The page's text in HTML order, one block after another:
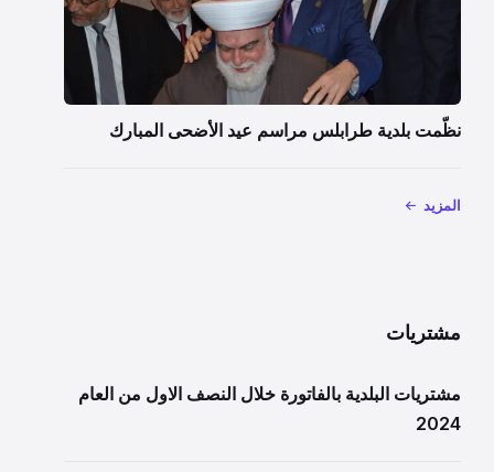
نظّمت بلدية طرابلس مراسم عيد الأضحى المبارك
المزيد
مشتريات
مشتريات البلدية بالفاتورة خلال النصف الاول من العام
2024